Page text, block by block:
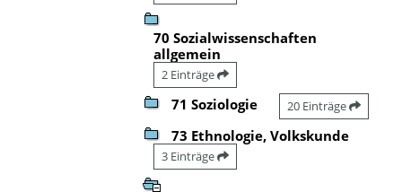
70 Sozialwissenschaften
allgemein
2 Einträge
71 Soziologie 20 Einträge
73 Ethnologie, Volkskunde
3 Einträge